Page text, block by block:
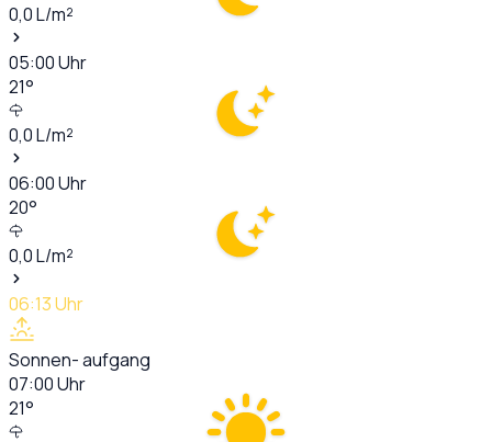
0,0L/m²
05:00Uhr
21°
0,0L/m²
06:00Uhr
20°
0,0L/m²
06:13Uhr
Sonnen- aufgang
07:00Uhr
21°